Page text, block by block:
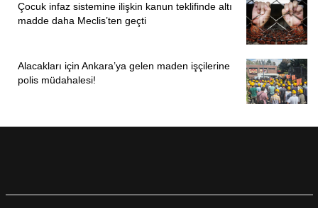
Çocuk infaz sistemine ilişkin kanun teklifinde altı
madde daha Meclis’ten geçti
Alacakları için Ankara’ya gelen maden işçilerine
polis müdahalesi!